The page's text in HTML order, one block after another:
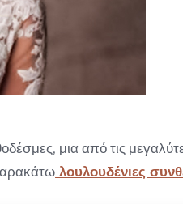
μια από τις
λουλουδένιες